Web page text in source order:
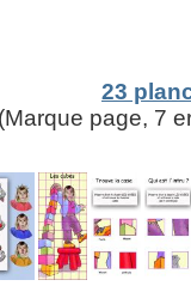
23
(Marque page, 7